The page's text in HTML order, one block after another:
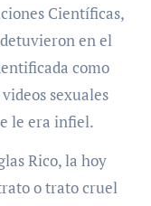
en el
como
sexuales
le era infiel.
Rico, la hoy
o trato cruel